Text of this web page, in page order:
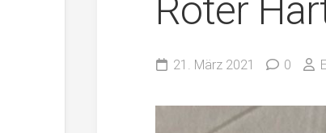
Roter
21. März 2021 0